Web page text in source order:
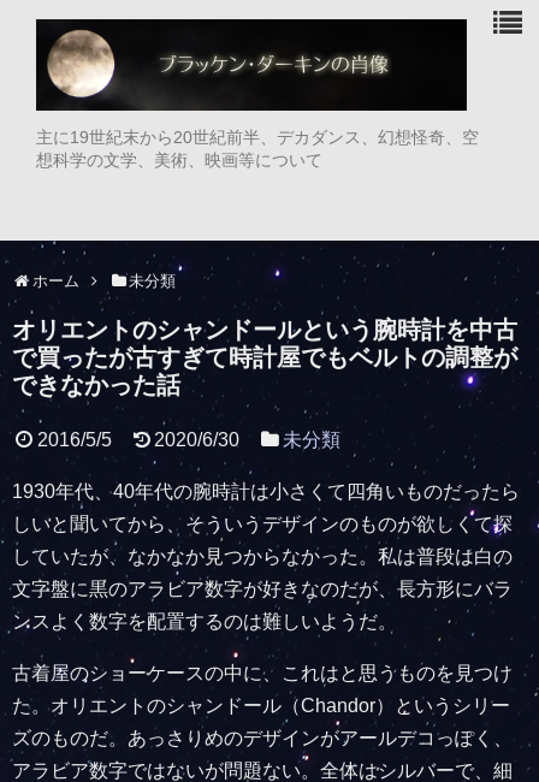
主に19世紀末から20世紀前半、デカダンス、幻想怪奇、空
想科学の文学、美術、映画等について
ホーム 未分類
オリエントのシャンドールという腕時計を中古
で買ったが古すぎて時計屋でもベルトの調整が
できなかった話
2016/5/5 2020/6/30 未分類
1930年代、40年代の腕時計は小さくて四角いものだったら
しいと聞いてから、そういうデザインのものが欲しくて探
していたが、なかなか見つからなかった。私は普段は白の
文字盤に黒のアラビア数字が好きなのだが、長方形にバラ
ンスよく数字を配置するのは難しいようだ。
古着屋のショーケースの中に、これはと思うものを見つけ
た。オリエントのシャンドール（Chandor）というシリー
ズのものだ。あっさりめのデザインがアールデコっぽく、
アラビア数字ではないが問題ない。全体はシルバーで、細